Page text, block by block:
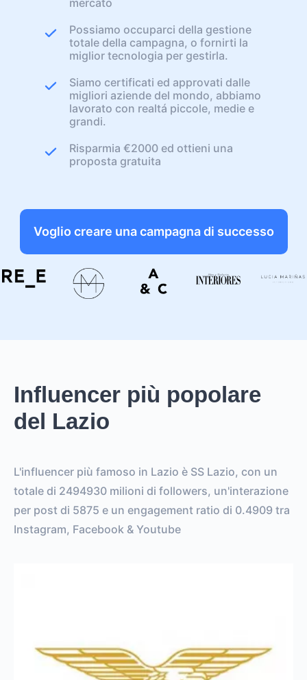
mercato
Possiamo occuparci della gestione
totale della campagna, o fornirti la
miglior tecnologia per gestirla.
Siamo certificati ed approvati dalle
migliori aziende del mondo, abbiamo
lavorato con realtá piccole, medie e
grandi.
Risparmia €2000 ed ottieni una
proposta gratuita
Voglio creare una campagna di successo
Influencer più popolare
del Lazio
L'influencer più famoso in Lazio è SS Lazio, con un
totale di 2494930 milioni di followers, un'interazione
per post di 5875 e un engagement ratio di 0.4909 tra
Instagram, Facebook & Youtube